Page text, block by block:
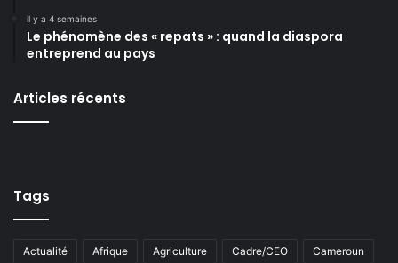
il y a 4 semaines
Le phénomène des « repats » : quand la diaspora
entreprend au pays
Articles récents
Tags
Actualité Afrique Agriculture Cadre/CEO Cameroun